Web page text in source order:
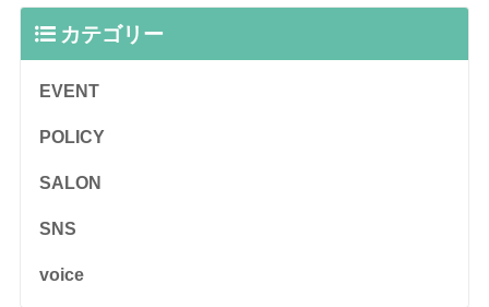
カテゴリー
EVENT
POLICY
SALON
SNS
voice